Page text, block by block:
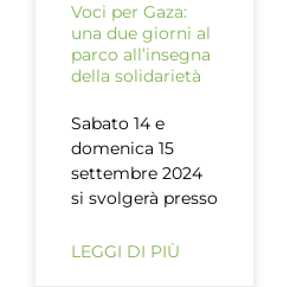
Voci per Gaza:
una due giorni al
parco all’insegna
della solidarietà
Sabato 14 e
domenica 15
settembre 2024
si svolgerà presso
LEGGI DI PIÙ